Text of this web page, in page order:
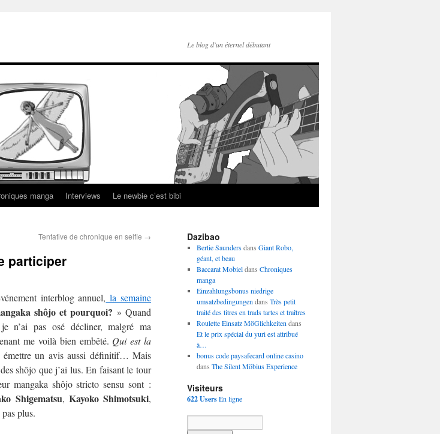
Le blog d'un éternel débutant
manga Interviews Le newbie c’est bibi
Tentative de chronique en selfie →
participer
interblog annuel, la semaine
shôjo et pourquoi? » Quand
n’ai pas osé décliner, malgré ma
me voilà bien embêté. Qui est la
un avis aussi définitif… Mais
shôjo que j’ai lus. En faisant le tour
mangaka shôjo stricto sensu sont :
Shigematsu, Kayoko Shimotsuki,
plus.
Dazibao
Bertie Saundersdans Giant Robo,
géant, et beau
Baccarat Mobieldans Chroniques
manga
Einzahlungsbonus niedrige
umsatzbedingungen dans Très petit
traité des titres en trads tartes et traîtres
Roulette Einsatz MöGlichkeiten dans
Et le prix spécial du yuri est attribué
à…
bonus code paysafecard online casino
dans The Silent Möbius Experience
Visiteurs
622 UsersEn ligne